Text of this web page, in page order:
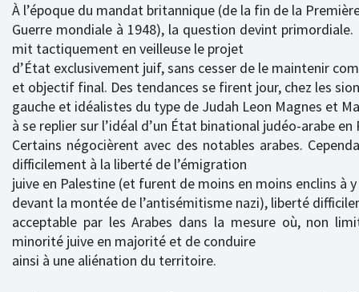
À l’époque du mandat britannique (de la fin de la
Guerre mondiale à 1948), la question devint
mit tactiquement en veilleuse le projet
d’État exclusivement juif, sans cesser de le maintenir
et objectif final. Des tendances se firent jour, chez les
gauche et idéalistes du type de Judah Leon Magnes et
à se replier sur l’idéal d’un État binational judéo-arabe en
Certains négocièrent avec des notables arabes.
difficilement à la liberté de l’émigration
juive en Palestine (et furent de moins en moins enclins à
devant la montée de l’antisémitisme nazi), liberté
acceptable par les Arabes dans la mesure où, non
minorité juive en majorité et de conduire
ainsi à une aliénation du territoire.